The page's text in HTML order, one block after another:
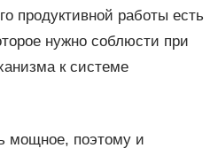
продуктивной работы есть
нужно соблюсти при
к системе
мощное, поэтому и